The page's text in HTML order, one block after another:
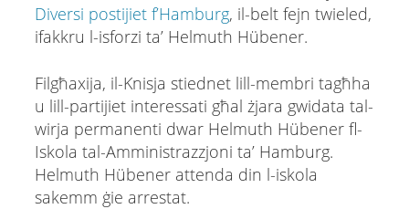
Diversi postijiet f’Hamburg, il-belt fejn twieled,
ifakkru l-isforzi ta’ Helmuth Hübener.
Filgħaxija, il-Knisja stiednet lill-membri tagħha
u lill-partijiet interessati għal żjara gwidata tal-
wirja permanenti dwar Helmuth Hübener fl-
Iskola tal-Amministrazzjoni ta’ Hamburg.
Helmuth Hübener attenda din l-iskola
sakemm ġie arrestat.